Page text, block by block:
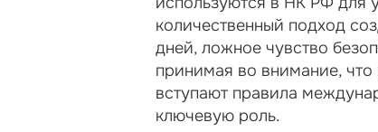
количественный подход
дней, ложное чувство
принимая во внимание,
вступают правила
ключевую роль.